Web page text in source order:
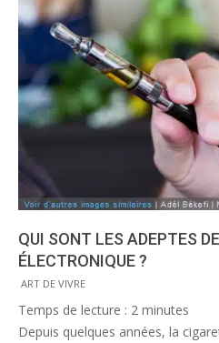
QUI SONT LES ADEPTES
ÉLECTRONIQUE ?
2015-
10-
21
ART DE VIVRE
Temps de lecture : 2 minutes
Depuis quelques années, la